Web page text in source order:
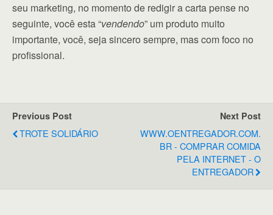
seu marketing, no momento de redigir a carta pense no
seguinte, você esta “vendendo” um produto muito
importante, você, seja sincero sempre, mas com foco no
profissional.
Previous Post
TROTE SOLIDÁRIO
Next Post
WWW.OENTREGADOR.COM.
BR - COMPRAR COMIDA
PELA INTERNET - O
ENTREGADOR